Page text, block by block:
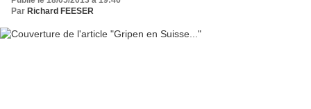
Par Richard FEESER